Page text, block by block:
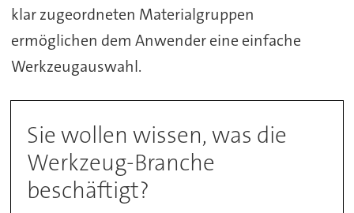
klar zugeordneten Materialgruppen
ermöglichen dem Anwender eine einfache
Werkzeugauswahl.
Sie wollen wissen, was die
Werkzeug-Branche
beschäftigt?